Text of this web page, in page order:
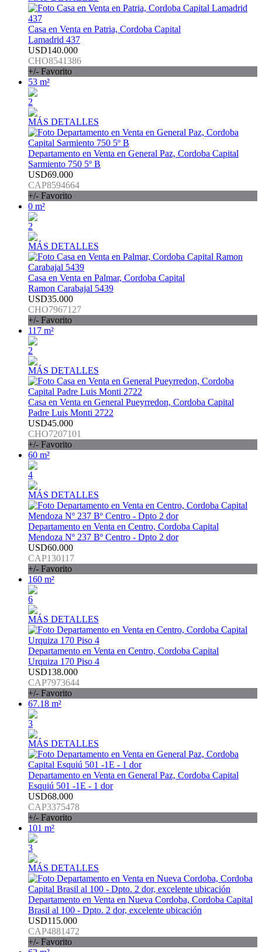
Casa en Venta en Patria, Cordoba Capital
Lamadrid 437
USD140.000
CHO8541386
+/- Favorito
53 m²
2
MÁS DETALLES
Departamento en Venta en General Paz, Cordoba Capital
Sarmiento 750 5º B
USD69.000
CAP8594664
+/- Favorito
0 m²
2
MÁS DETALLES
Casa en Venta en Palmar, Cordoba Capital
Ramon Carabajal 5439
USD35.000
CHO7967127
+/- Favorito
117 m²
2
MÁS DETALLES
Casa en Venta en General Pueyrredon, Cordoba Capital
Padre Luis Monti 2722
USD45.000
CHO7207101
+/- Favorito
60 m²
4
MÁS DETALLES
Departamento en Venta en Centro, Cordoba Capital
Mendoza Nº 237 Bº Centro - Dpto 2 dor
USD60.000
CAP130117
+/- Favorito
160 m²
6
MÁS DETALLES
Departamento en Venta en Centro, Cordoba Capital
Urquiza 170 Piso 4
USD138.000
CAP7973644
+/- Favorito
67.18 m²
3
MÁS DETALLES
Departamento en Venta en General Paz, Cordoba Capital
Esquiú 501 -1E - 1 dor
USD68.000
CAP3375478
+/- Favorito
101 m²
3
MÁS DETALLES
Departamento en Venta en Nueva Cordoba, Cordoba Capital
Brasil al 100 - Dpto. 2 dor, excelente ubicación
USD115.000
CAP4881472
+/- Favorito